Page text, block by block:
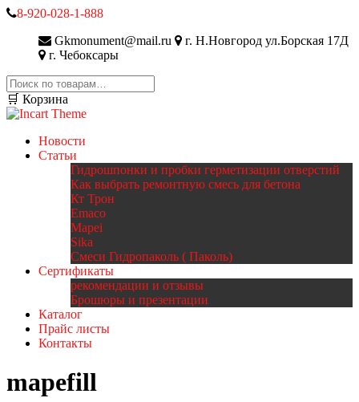
8-920-028-1-888
Gkmonument@mail.ru
г. Н.Новгород ул.Борская 17Д
г. Чебоксары
Искать:
🛒 Корзина
Новости
Статьи
Гидрошпонки и пробки герметизации отверстий
Как выбрать ремонтную смесь для бетона
Кт Трон
Emaco
Mapei
Sika
Смеси Гидропаколь ( Паколь)
Сертификаты
рекомендации и отзывы
Брошюры и презентации
Каталог
Прайс листы
Контакты
mapefill